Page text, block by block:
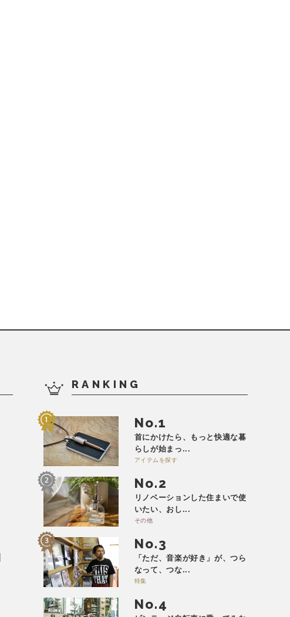
RANKING
No.
首にかけたら、もっと快適な暮
らしが始まっ...
アイテムを探す
No.
リノベーションした住まいで使
いたい、おし...
その他
No.
「ただ、音楽が好き」が、つら
なって、つな...
特集
No.